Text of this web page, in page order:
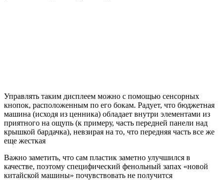
Управлять таким дисплеем можно с помощью сенсорных
кнопок, расположенным по его бокам. Радует, что бюджетная
машина (исходя из ценника) обладает внутри элементами из
приятного на ощупь (к примеру, часть передней панели над
крышкой бардачка), невзирая на то, что передняя часть все же
еще жесткая
Важно заметить, что сам пластик заметно улучшился в
качестве, поэтому специфический фенольный запах «новой
китайской машины» почувствовать не получится